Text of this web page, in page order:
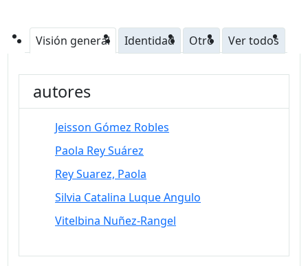
Visión general Identidad Otro Ver todos
autores
Jeisson Gómez Robles
Paola Rey Suárez
Rey Suarez, Paola
Silvia Catalina Luque Angulo
Vitelbina Nuñez-Rangel